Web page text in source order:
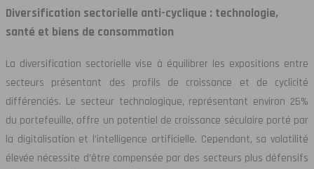
Diversification sectorielle anti-cyclique : technologie,
santé et biens de consommation
La diversification sectorielle vise à équilibrer les expositions entre
secteurs présentant des profils de croissance et de cyclicité
différenciés. Le secteur technologique, représentant environ 25%
du portefeuille, offre un potentiel de croissance séculaire porté par
la digitalisation et l’intelligence artificielle. Cependant, sa volatilité
élevée nécessite d’être compensée par des secteurs plus défensifs